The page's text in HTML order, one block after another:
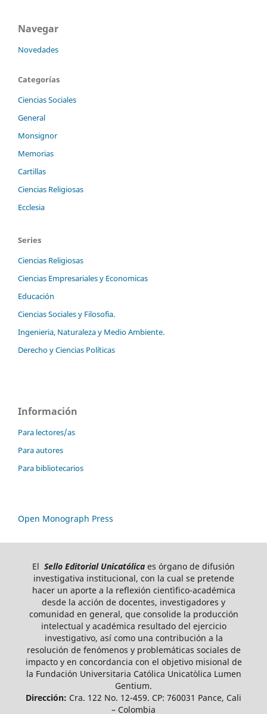
Navegar
Novedades
Categorías
Ciencias Sociales
General
Monsignor
Memorias
Cartillas
Ciencias Religiosas
Ecclesia
Series
Ciencias Religiosas
Ciencias Empresariales y Economicas
Educación
Ciencias Sociales y Filosofia.
Ingenieria, Naturaleza y Medio Ambiente.
Derecho y Ciencias Políticas
Información
Para lectores/as
Para autores
Para bibliotecarios
Open Monograph Press
El Sello Editorial Unicatólica es órgano de difusión
investigativa institucional, con la cual se pretende
hacer un aporte a la reflexión cientìfico-académica
desde la acción de docentes, investigadores y
comunidad en general, que consolide la producción
intelectual y académica resultado del ejercicio
investigativo, así como una contribución a la
resolución de fenómenos y problemáticas sociales de
impacto y en concordancia con el objetivo misional de
la Fundación Universitaria Católica Unicatòlica Lumen
Gentium.
Dirección: Cra. 122 No. 12-459. CP: 760031 Pance, Cali
– Colombia